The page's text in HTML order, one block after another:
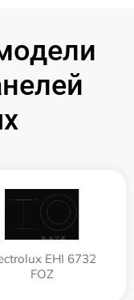
EHI 6732
FOZ